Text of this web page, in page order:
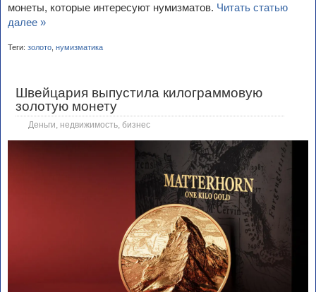
монеты, которые интересуют нумизматов. Читать статью
далее »
Теги: золото нумизматика
Швейцария выпустила килограммовую
золотую монету
Деньги, недвижимость, бизнес